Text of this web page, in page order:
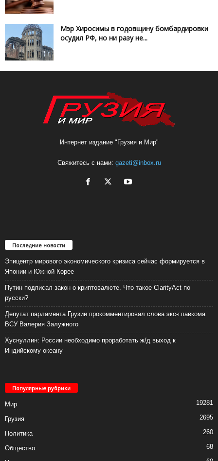
Мэр Хиросимы в годовщину бомбардировки
осудил РФ, но ни разу не...
Интернет издание "Грузия и Мир"
Свяжитесь с нами: gazeti@inbox.ru
Последние новости
Эпицентр мирового экономического кризиса сейчас формируется в
Японии и Южной Корее
Путин подписал закон о криптовалюте. Что такое ClarityAct по
русски?
Депутат парламента Грузии прокомментировал слова экс-главкома
ВСУ Валерия Залужного
Хуснуллин: России необходимо проработать ж/д выход к
Индийскому океану
Популярные рубрики
Мир 19281
Грузия 2695
Политика 260
Общество 68